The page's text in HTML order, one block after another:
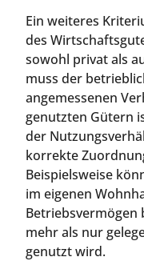
Ein weiteres
des
sowohl privat als
muss der
angemessenen
genutzten Gütern
der
korrekte
Beispielsweise
im eigenen
Betriebsvermögen
mehr als nur
genutzt wird.